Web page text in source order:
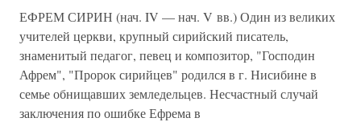
ЕФРЕМ СИРИН (нач. IV — нач. V вв.) Один из великих
учителей церкви, крупный сирийский писатель,
знаменитый педагог, певец и композитор, "Господин
Афрем", "Пророк сирийцев" родился в г. Нисибине в
семье обнищавших земледельцев. Несчастный случай
заключения по ошибке Ефрема в